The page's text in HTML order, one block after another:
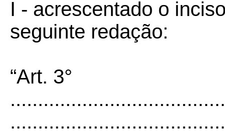
I - acrescentado o
seguinte redação:
“Art. 3°